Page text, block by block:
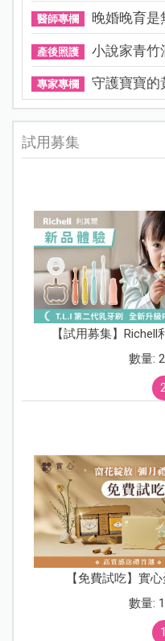
醫師專欄 晚婚晚育是
產後照護 小說家青竹
專家專欄 守護寶寶的
試用募集
【試用募集】Richell
數量:
【免費試吃】實
數量: